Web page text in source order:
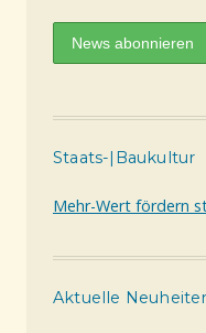
Staats-|Baukultur
Mehr-Wert fördern
Aktuelle